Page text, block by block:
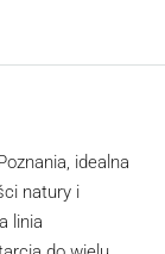
idealna
natury i
linia